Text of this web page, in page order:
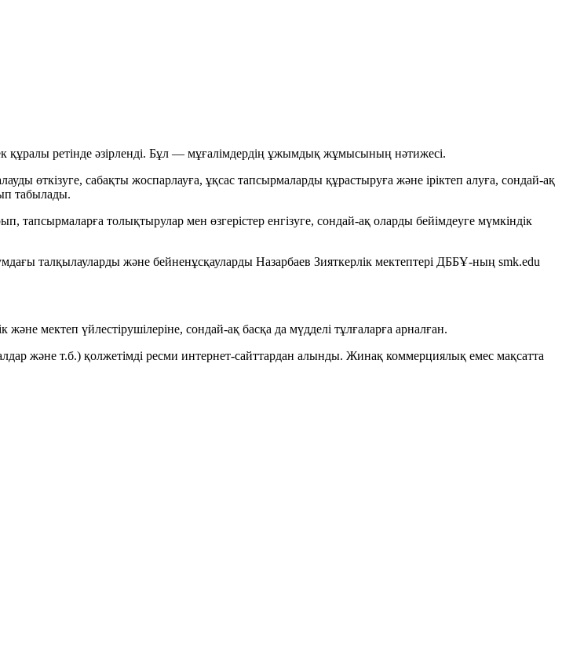
құралы ретінде әзірленді. Бұл — мұғалімдердің ұжымдық жұмысының нәтижесі.
өткізуге, сабақты жоспарлауға, ұқсас тапсырмаларды құрастыруға және іріктеп алуға, сондай-ақ
табылады.
толықтырулар мен өзгерістер енгізуге, сондай-ақ оларды бейімдеуге мүмкіндік
талқылауларды және бейненұсқауларды Назарбаев Зияткерлік мектептері ДББҰ-ның smk.edu
мектеп үйлестірушілеріне, сондай-ақ басқа да мүдделі тұлғаларға арналған.
және т.б.) қолжетімді ресми интернет-сайттардан алынды. Жинақ коммерциялық емес мақсатта